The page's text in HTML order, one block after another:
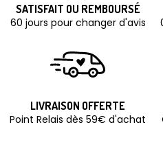
SATISFAIT OU REMBOURSÉ
60 jours pour changer d'avis
LIVRAISON OFFERTE
Point Relais dès 59€ d'achat